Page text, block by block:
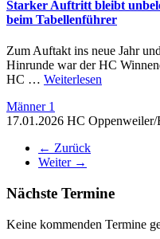
Starker Auftritt bleibt
beim Tabellenführer
Zum Auftakt ins neue Jahr
Hinrunde war der HC
HC … Weiterlesen
Männer 1
17.01.2026 HC Oppenweiler/
← Zurück
Weiter →
Nächste Termine
Keine kommenden Termine